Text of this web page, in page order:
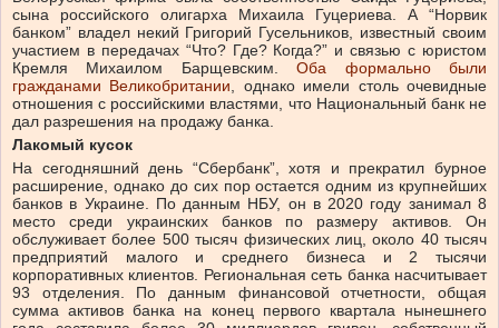
сына российского олигарха Михаила Гуцериева. А “Норвик
банком” владел некий Григорий Гусельников, известный своим
участием в передачах “Что? Где? Когда?” и связью с юристом
Кремля Михаилом Барщевским.Оба формально были
гражданами Великобритании, однако имели столь очевидные
отношения с российскими властями, что Национальный банк не
дал разрешения на продажу банка.
Лакомый кусок
На сегодняшний день “Сбербанк”, хотя и прекратил бурное
расширение, однако до сих пор остается одним из крупнейших
банков в Украине. По данным НБУ, он в 2020 году занимал 8
место среди украинских банков по размеру активов. Он
обслуживает более 500 тысяч физических лиц, около 40 тысяч
предприятий малого и среднего бизнеса и 2 тысячи
корпоративных клиентов. Региональная сеть банка насчитывает
93 отделения. По данным финансовой отчетности, общая
сумма активов банка на конец первого квартала нынешнего